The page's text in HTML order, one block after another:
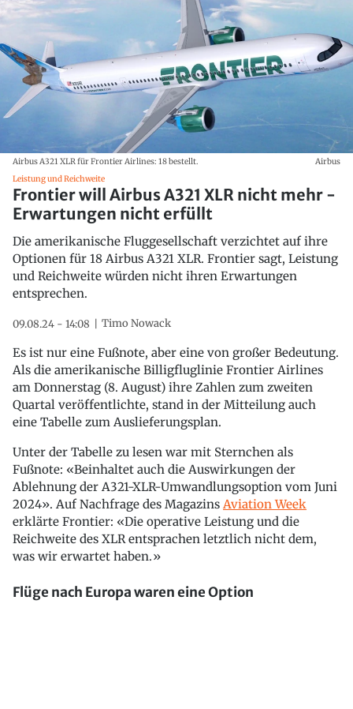
Airbus A321 XLR für Frontier Airlines: 18 bestellt.
Airbus
Leistung und Reichweite
Frontier will Airbus A321 XLR nicht mehr -
Erwartungen nicht erfüllt
Die amerikanische Fluggesellschaft verzichtet auf ihre
Optionen für 18 Airbus A321 XLR. Frontier sagt, Leistung
und Reichweite würden nicht ihren Erwartungen
entsprechen.
09.08.24 - 14:08 Timo Nowack
Es ist nur eine Fußnote, aber eine von großer Bedeutung.
Als die amerikanische Billigfluglinie Frontier Airlines
am Donnerstag (8. August) ihre Zahlen zum zweiten
Quartal veröffentlichte, stand in der Mitteilung auch
eine Tabelle zum Auslieferungsplan.
Unter der Tabelle zu lesen war mit Sternchen als
Fußnote: «Beinhaltet auch die Auswirkungen der
Ablehnung der A321-XLR-Umwandlungsoption vom Juni
2024». Auf Nachfrage des Magazins Aviation Week
erklärte Frontier: «Die operative Leistung und die
Reichweite des XLR entsprachen letztlich nicht dem,
was wir erwartet haben.»
Flüge nach Europa waren eine Option